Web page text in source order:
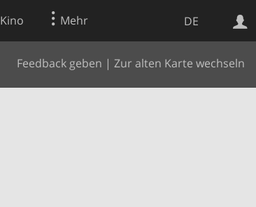
DE
Kino Mehr
Feedback geben | Zur alten Karte wechseln
Websuche